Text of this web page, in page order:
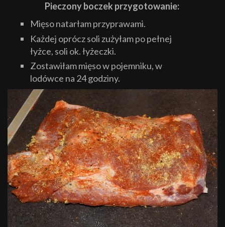
Pieczony boczek przygotowanie:
Mięso natarłam przyprawami.
Każdej oprócz soli zużyłam po pełnej
łyżce, soli ok. łyżeczki.
Zostawiłam mięso w pojemniku, w
lodówce na 24 godziny.